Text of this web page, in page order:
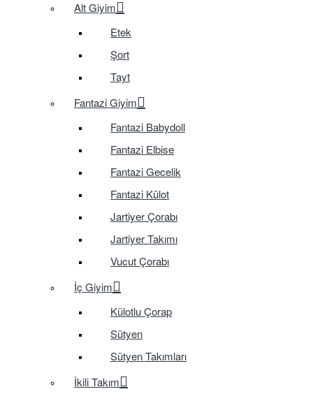
Alt Giyim
Etek
Şort
Tayt
Fantazi Giyim
Fantazi Babydoll
Fantazi Elbise
Fantazi Gecelik
Fantazi Külot
Jartiyer Çorabı
Jartiyer Takımı
Vucut Çorabı
İç Giyim
Külotlu Çorap
Sütyen
Sütyen Takımları
İkili Takım